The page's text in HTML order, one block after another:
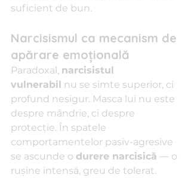
suficient de bun.
Narcisismul ca mecanism de
apărare emoțională
Paradoxal, narcisistul
vulnerabil nu se simte superior, ci
profund nesigur. Masca lui nu este
despre mândrie, ci despre
protecție. În spatele
comportamentelor pasiv-agresive
se ascunde o durere narcisică — o
rușine intensă, greu de tolerat.